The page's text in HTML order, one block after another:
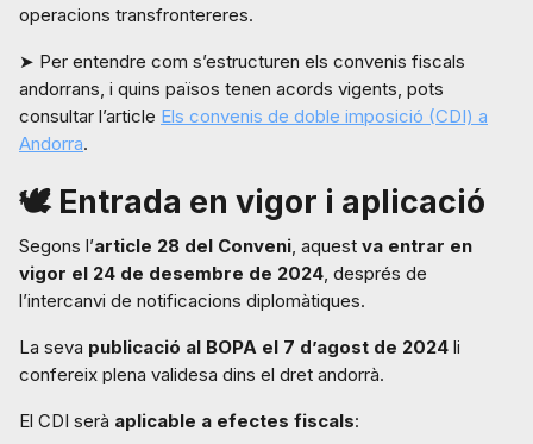
operacions transfrontereres.
➤ Per entendre com s’estructuren els convenis fiscals
andorrans, i quins països tenen acords vigents, pots
consultar l’article Els convenis de doble imposició (CDI) a
Andorra.
🕊️ Entrada en vigor i aplicació
Segons l’article 28 del Conveni, aquest va entrar en
vigor el 24 de desembre de 2024, després de
l’intercanvi de notificacions diplomàtiques.
La seva publicació al BOPA el 7 d’agost de 2024 li
confereix plena validesa dins el dret andorrà.
El CDI serà aplicable a efectes fiscals: